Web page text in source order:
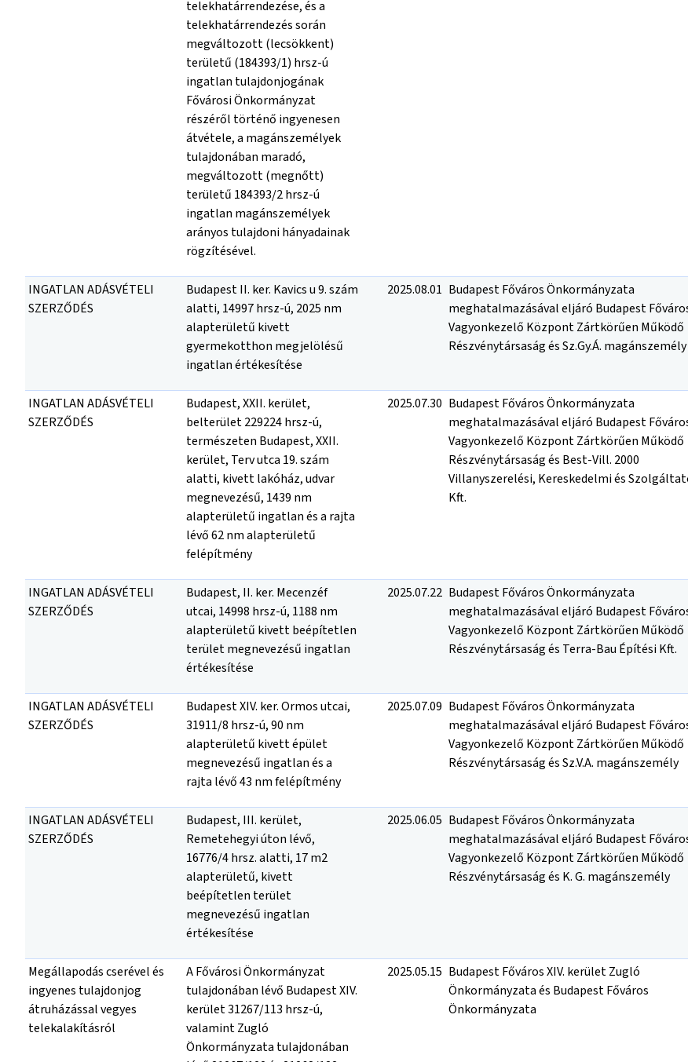
telekhatárrendezése, és a
telekhatárrendezés során
megváltozott (lecsökkent)
területű (184393/1) hrsz-ú
ingatlan tulajdonjogának
Fővárosi Önkormányzat
részéről történő ingyenesen
átvétele, a magánszemélyek
tulajdonában maradó,
megváltozott (megnőtt)
területű 184393/2 hrsz-ú
ingatlan magánszemélyek
arányos tulajdoni hányadainak
rögzítésével.
INGATLAN ADÁSVÉTELI
SZERZŐDÉS
Budapest II. ker. Kavics u 9. szám
alatti, 14997 hrsz-ú, 2025 nm
alapterületű kivett
gyermekotthon megjelölésű
ingatlan értékesítése
2025.08.01 Budapest Főváros Önkormányzata
meghatalmazásával eljáró Budapest
Vagyonkezelő Központ Zártkörűen Működő
Részvénytársaság és Sz.Gy.Á. magánszemély
INGATLAN ADÁSVÉTELI
SZERZŐDÉS
Budapest, XXII. kerület,
belterület 229224 hrsz-ú,
természeten Budapest, XXII.
kerület, Terv utca 19. szám
alatti, kivett lakóház, udvar
megnevezésű, 1439 nm
alapterületű ingatlan és a rajta
lévő 62 nm alapterületű
felépítmény
2025.07.30 Budapest Főváros Önkormányzata
meghatalmazásával eljáró Budapest
Vagyonkezelő Központ Zártkörűen Működő
Részvénytársaság és Best-Vill. 2000
Villanyszerelési, Kereskedelmi és
Kft.
INGATLAN ADÁSVÉTELI
SZERZŐDÉS
Budapest, II. ker. Mecenzéf
utcai, 14998 hrsz-ú, 1188 nm
alapterületű kivett beépítetlen
terület megnevezésű ingatlan
értékesítése
2025.07.22 Budapest Főváros Önkormányzata
meghatalmazásával eljáró Budapest
Vagyonkezelő Központ Zártkörűen Működő
Részvénytársaság és Terra-Bau Építési Kft.
INGATLAN ADÁSVÉTELI
SZERZŐDÉS
Budapest XIV. ker. Ormos utcai,
31911/8 hrsz-ú, 90 nm
alapterületű kivett épület
megnevezésű ingatlan és a
rajta lévő 43 nm felépítmény
2025.07.09 Budapest Főváros Önkormányzata
meghatalmazásával eljáró Budapest
Vagyonkezelő Központ Zártkörűen Működő
Részvénytársaság és Sz.V.A. magánszemély
INGATLAN ADÁSVÉTELI
SZERZŐDÉS
Budapest, III. kerület,
Remetehegyi úton lévő,
16776/4 hrsz. alatti, 17 m2
alapterületű, kivett
beépítetlen terület
megnevezésű ingatlan
értékesítése
2025.06.05 Budapest Főváros Önkormányzata
meghatalmazásával eljáró Budapest
Vagyonkezelő Központ Zártkörűen Működő
Részvénytársaság és K. G. magánszemély
Megállapodás cserével és
ingyenes tulajdonjog
átruházással vegyes
telekalakításról
A Fővárosi Önkormányzat
tulajdonában lévő Budapest XIV.
kerület 31267/113 hrsz-ú,
valamint Zugló
Önkormányzata tulajdonában
2025.05.15 Budapest Főváros XIV. kerület Zugló
Önkormányzata és Budapest Főváros
Önkormányzata